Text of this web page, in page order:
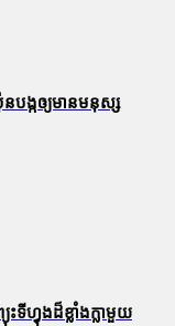
នបង្កឲ្យមានមនុស្ស
ហ្វុងដ៏ខ្លាំងក្លាមួយ